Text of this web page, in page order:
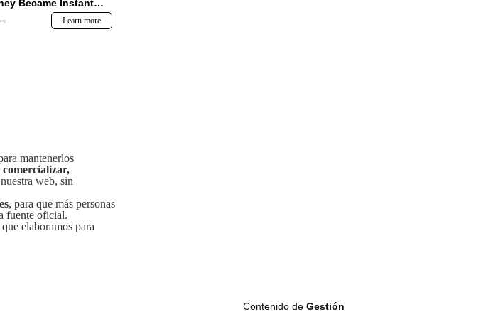
mantenerlos
web, sin
, para que más personas
fuente oficial.
que elaboramos para
Contenido de Gestión